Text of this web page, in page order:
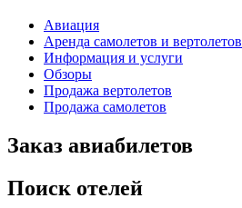
Авиация
Аренда самолетов и вертолетов
Информация и услуги
Обзоры
Продажа вертолетов
Продажа самолетов
Заказ авиабилетов
Поиск отелей